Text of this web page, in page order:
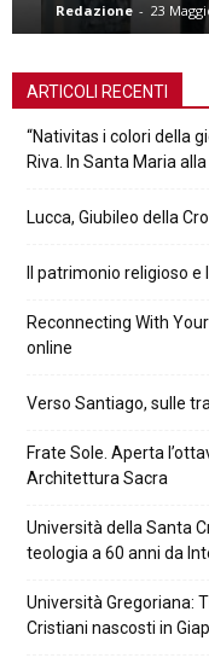
Redazione - 23 Maggio
ARTICOLI RECENTI
“Nativitas i colori della
Riva. In Santa Maria
Lucca, Giubileo della
Il patrimonio religioso
Reconnecting With
online
Verso Santiago, sulle
Frate Sole. Aperta
Architettura Sacra
Università della Santa
teologia a 60 anni da
Università Gregoriana:
Cristiani nascosti in